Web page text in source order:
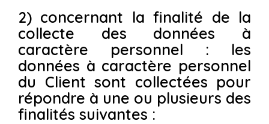
2) concernant la finalité de la
collecte des données à
caractère personnel : les
données à caractère personnel
du Client sont collectées pour
répondre à une ou plusieurs des
finalités suivantes :